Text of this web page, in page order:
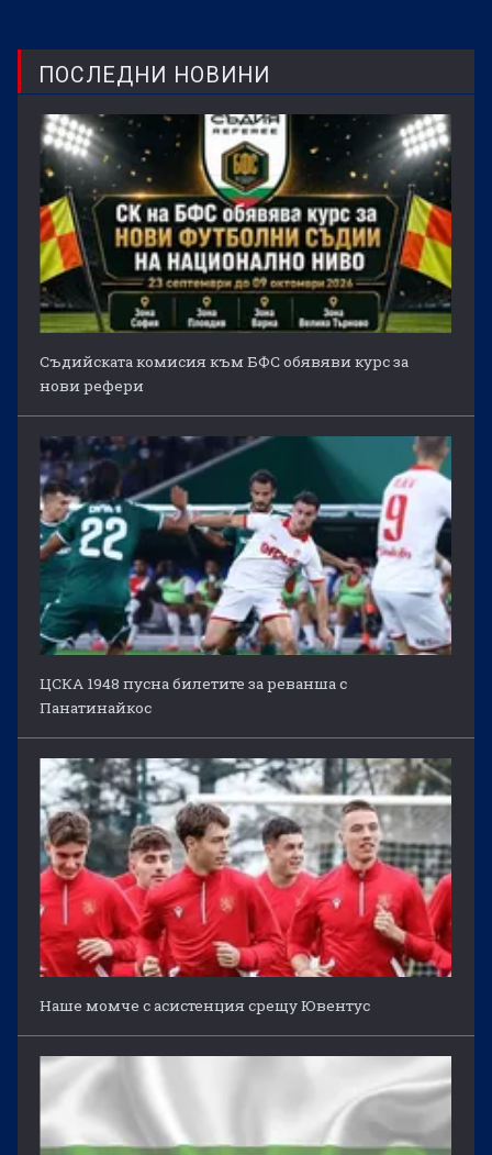
ПОСЛЕДНИ НОВИНИ
Съдийската комисия към БФС обявяви курс за
нови рефери
ЦСКА 1948 пусна билетите за реванша с
Панатинайкос
Наше момче с асистенция срещу Ювентус